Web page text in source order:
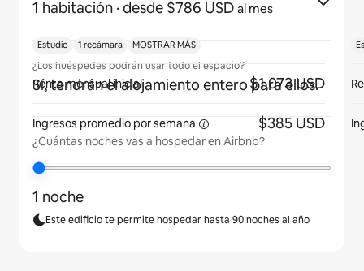
1 habitación · desde $786 USD al mes
¿Los huéspedes podrán usar todo el espacio?
Sí, tendrán el alojamiento entero para ellos.
¿Cuántas noches vas a hospedar en Airbnb?
1 noche
Este edificio te permite hospedar hasta 90 noches al año
Estudio 1 recámara MOSTRAR MÁS
Renta mensual inicial $1,073 USD
Ingresos promedio porsemana $385 USD